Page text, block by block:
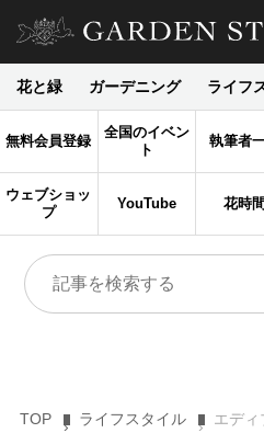
花と緑 ガーデニング ライフ
無料会員登録
全国のイベン
ト
執筆者
ウェブショッ
プ
YouTube 花時
TOP ライフスタイル エディブル